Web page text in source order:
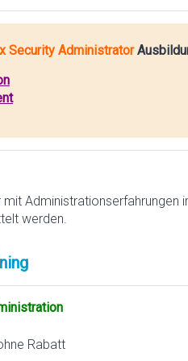
Security Administrator
Administrationserfahrungen
werden.
Rabatt